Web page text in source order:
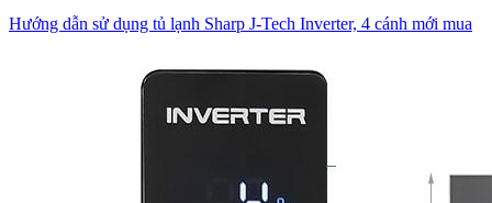
Hướng dẫn sử dụng tủ lạnh Sharp J-Tech Inverter, 4 cánh mới mua